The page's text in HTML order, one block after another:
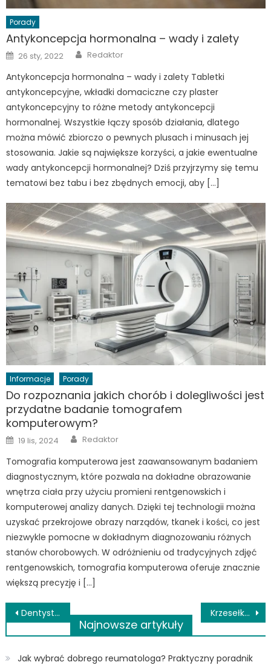
Porady
Antykoncepcja hormonalna – wady i zalety
Posted
on
26 sty, 2022 Author
Redaktor
Antykoncepcja hormonalna – wady i zalety Tabletki
antykoncepcyjne, wkładki domaciczne czy plaster
antykoncepcyjny to różne metody antykoncepcji
hormonalnej. Wszystkie łączy sposób działania, dlatego
można mówić zbiorczo o pewnych plusach i minusach jej
stosowania. Jakie są największe korzyści, a jakie ewentualne
wady antykoncepcji hormonalnej? Dziś przyjrzymy się temu
tematowi bez tabu i bez zbędnych emocji, aby […]
Informacje Porady
Do rozpoznania jakich chorób i dolegliwości jest
przydatne badanie tomografem
komputerowym?
Posted
on
19 lis, 2024 Author
Redaktor
Tomografia komputerowa jest zaawansowanym badaniem
diagnostycznym, które pozwala na dokładne obrazowanie
wnętrza ciała przy użyciu promieni rentgenowskich i
komputerowej analizy danych. Dzięki tej technologii można
uzyskać przekrojowe obrazy narządów, tkanek i kości, co jest
niezwykle pomocne w dokładnym diagnozowaniu różnych
stanów chorobowych. W odróżnieniu od tradycyjnych zdjęć
rentgenowskich, tomografia komputerowa oferuje znacznie
większą precyzję i […]
Nawigacja
wpisu
Dentysta w Kwidzynie – znajdź osobę, która zadba o zęby dziecka! Krzesełka toaletowo-prysznicowe. Jakie udogodnienia przydadzą się podczas opieki nad osobą starszą lub z niepełnosprawnością?
Najnowsze artykuły
Jak wybrać dobrego reumatologa? Praktyczny poradnik